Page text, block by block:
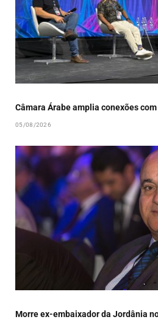
Câmara Árabe amplia conexões
05/08/2026
Morre ex-embaixador da Jordânia